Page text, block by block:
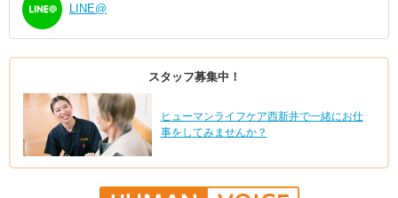
LINE@
スタッフ募集中！
ヒューマンライフケア西新井で一緒にお仕
事をしてみませんか？